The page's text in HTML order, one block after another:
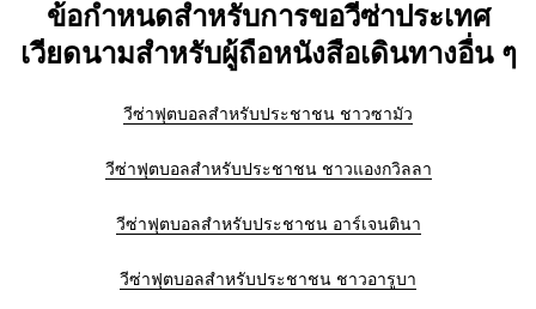
ข้อกำหนดสำหรับการขอวีซ่าประเทศ
เวียดนามสำหรับผู้ถือหนังสือเดินทางอื่น ๆ
วีซ่าฟุตบอลสำหรับประชาชน ชาวซามัว
วีซ่าฟุตบอลสำหรับประชาชน ชาวแองกวิลลา
วีซ่าฟุตบอลสำหรับประชาชน อาร์เจนตินา
วีซ่าฟุตบอลสำหรับประชาชน ชาวอารูบา